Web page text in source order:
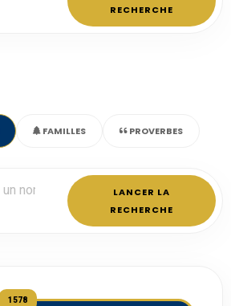
RECHERCHE
FAMILLES PROVERBES
LANCER LA
RECHERCHE
1578